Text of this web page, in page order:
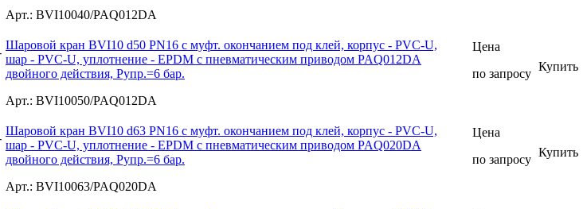
Арт.: BVI10040/PAQ012DA
Шаровой кран BVI10 d50 PN16 с муфт. окончанием под клей, корпус - PVC-U,
шар - PVC-U, уплотнение - EPDM с пневматическим приводом PAQ012DA
двойного действия, Рупр.=6 бар.
Арт.: BVI10050/PAQ012DA
Цена
по запросу
Купить
Шаровой кран BVI10 d63 PN16 с муфт. окончанием под клей, корпус - PVC-U,
шар - PVC-U, уплотнение - EPDM с пневматическим приводом PAQ020DA
двойного действия, Рупр.=6 бар.
Арт.: BVI10063/PAQ020DA
Цена
по запросу
Купить